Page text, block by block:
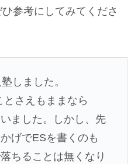
参考にしてみてくださ
しました。
さえもままなら
ました。しかし、先
げでESを書くのも
ちることは無くなり